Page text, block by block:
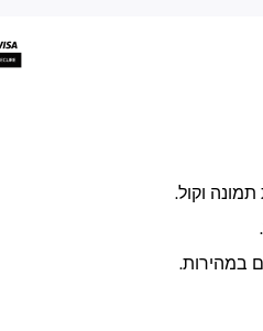
וקול.
במהירות.